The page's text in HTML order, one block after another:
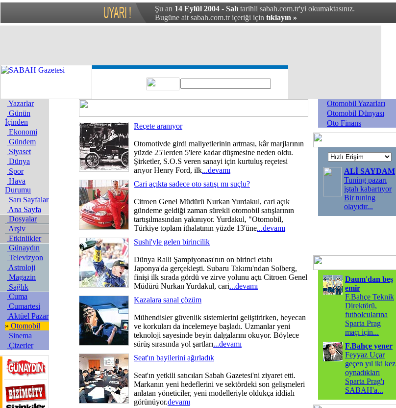
Şu an 14 Eylül 2004 - Salı tarihli sabah.com.tr'yi okumaktasınız.
Bugüne ait sabah.com.tr içeriği için tıklayın »
Yazarlar
Günün
İçinden
Ekonomi
Gündem
Siyaset
Dünya
Spor
Hava
Durumu
Sarı Sayfalar
Ana Sayfa
Dosyalar
Arşiv
Etkinlikler
Günaydın
Televizyon
Astroloji
Magazin
Sağlık
Cuma
Cumartesi
Aktüel Pazar
» Otomobil
Sinema
Çizerler
Reçete aranıyor
Otomotivde girdi maliyetlerinin artması, kâr marjlarının
yüzde 25'lerden 5'lere kadar düşmesine neden oldu.
Şirketler, S.O.S veren sanayi için kurtuluş reçetesi
arıyor Henry Ford, ilk...devamı
Cari açıkta sadece oto satışı mı suçlu?
Citroen Genel Müdürü Nurkan Yurdakul, cari açık
gündeme geldiği zaman sürekli otomobil satışlarının
tartışılmasından yakınıyor. Yurdakul, "Otomobil,
Türkiye toplam ithalatının yüzde 13'üne...devamı
Sushi'yle gelen birincilik
Dünya Ralli Şampiyonası'nın on birinci etabı
Japonya'da gerçekleşti. Subaru Takımı'ndan Solberg,
finişi ilk sırada gördü ve zirve yolunu açtı Citroen Genel
Müdürü Nurkan Yurdakul, cari...devamı
Kazalara sanal çözüm
Mühendisler güvenlik sistemlerini geliştirirken, heyecan
ve korkuları da incelemeye başladı. Uzmanlar yeni
teknoloji sayesinde beyin dalgalarını okuyor. Böylece
sürüş sırasında yol şartları...devamı
Seat'ın bayilerini ağırladık
Seat'ın yetkili satıcıları Sabah Gazetesi'ni ziyaret etti.
Markanın yeni hedeflerini ve sektördeki son gelişmeleri
anlatan yöneticiler, yeni modelleriyle oldukça iddialı
görünüyor.devamı
Otomobil Yazarları
Otomobil Dünyası
Oto Finans
ALİ SAYDAM
Tuning pazarı
iştah kabartıyor
Bir tuning
olayıdır...
Daum'dan beş
emir
F.Bahçe Teknik
Direktörü,
futbolcularına
Sparta Prag
maçı için...
F.Bahçe yener
Feyyaz Uçar
geçen yıl iki kez
oynadıkları
Sparta Prag'ı
SABAH'a...